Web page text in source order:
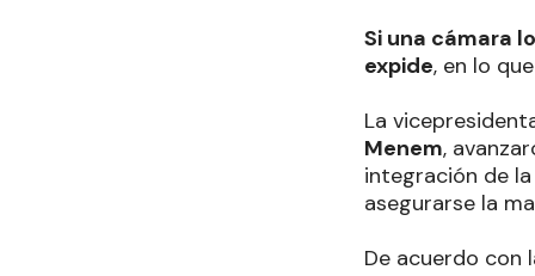
Si una cámara
expide, en lo
La
Menem,
integración de
asegurarse la
De acuerdo con